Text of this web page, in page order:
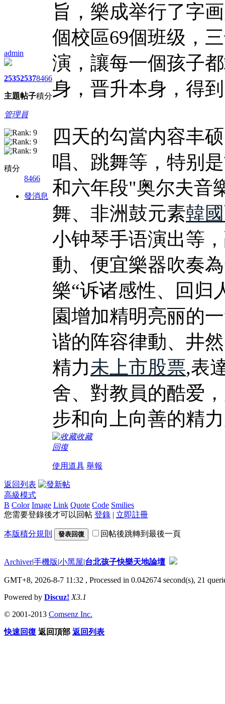
admin
2535
主題
2537
帖子
8466
積分
管理員
積分
8466
發消息
旨，樂成举行了字
個校區69個班级，
演，讓每一個孩子
身，晋升本身，得
四天的勾當内容丰
唱、跳舞等，特别
和六年段"奥尔夫音
舞、非洲鼓元素韓
小钟琴手语演出等
動、便宜樂器吹奏
樂“诉诸感性、回归
園增加精明亮丽的
谐的阵容律動、井
精力未上市股票,表
舍、對教員的酷爱
步和向上向善的精
收藏
回復
使用道具 舉報
返回列表
高級模式
B Color Image Link Quote Code Smilies
您需要登錄後才可以回帖 登錄 | 立即註冊
本版積分規則 發表回復 回帖後跳轉到最後一頁
Archiver|手機版|小黑屋|台北孩子快樂天地論壇
GMT+8, 2026-8-7 11:32 , Processed in 0.042674 second(s), 21
Powered by Discuz! X3.1
© 2001-2013 Comsenz Inc.
快速回復 返回頂部 返回列表